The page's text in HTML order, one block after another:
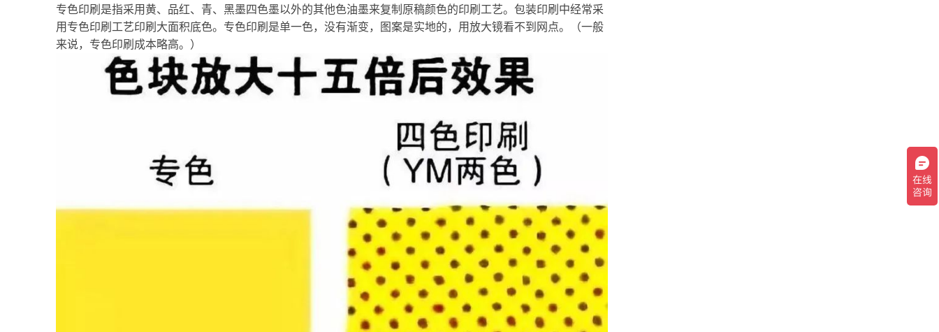
专色印刷是指采用黄、品红、青、黑墨四色墨以外的其他色油墨来复制原稿颜色的印刷工艺。包装印刷中经常采
用专色印刷工艺印刷大面积底色。专色印刷是单一色，没有渐变，图案是实地的，用放大镜看不到网点。（一般
来说，专色印刷成本略高。）